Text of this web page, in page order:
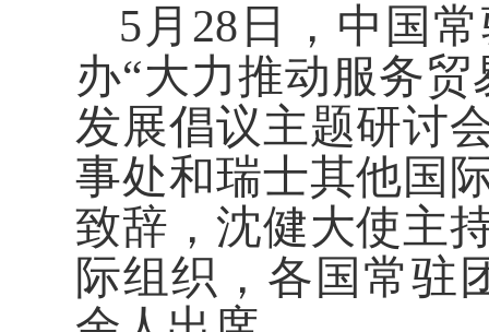
5月28日，中国
办“大力推动服务
发展倡议主题研讨
事处和瑞士其他国
致辞，沈健大使主
际组织，各国常驻